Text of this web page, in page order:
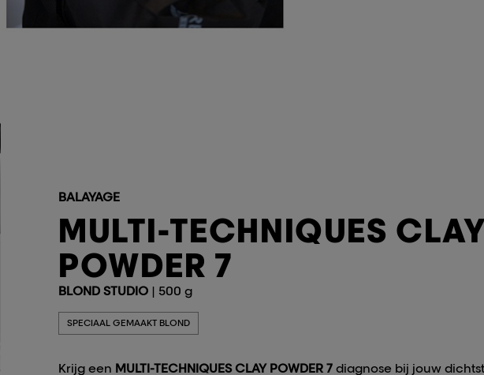
BALAYAGE
MULTI-TECHNIQUES
POWDER 7
BLOND STUDIO | 500 g
SPECIAAL GEMAAKT BLOND
Krijg een MULTI-TECHNIQUES CLAY POWDER 7diagnose bij jouw